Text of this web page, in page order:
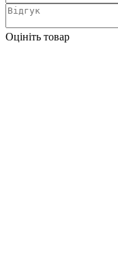
Оцініть товар